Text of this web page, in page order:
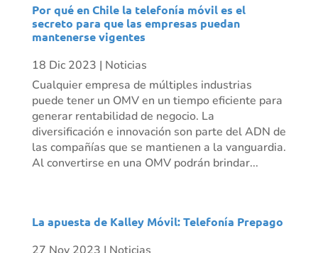
Por qué en Chile la telefonía móvil es el
secreto para que las empresas puedan
mantenerse vigentes
18 Dic 2023 | Noticias
Cualquier empresa de múltiples industrias
puede tener un OMV en un tiempo eficiente para
generar rentabilidad de negocio. La
diversificación e innovación son parte del ADN de
las compañías que se mantienen a la vanguardia.
Al convertirse en una OMV podrán brindar...
La apuesta de Kalley Móvil: Telefonía Prepago